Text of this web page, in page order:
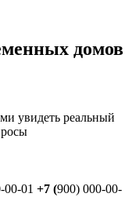
домов
увидеть реальный
00-01 +7 (900) 000-00-